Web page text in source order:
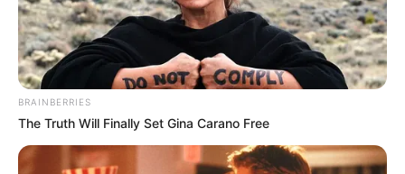
BRAINBERRIES
The Truth Will Finally Set Gina Carano Free